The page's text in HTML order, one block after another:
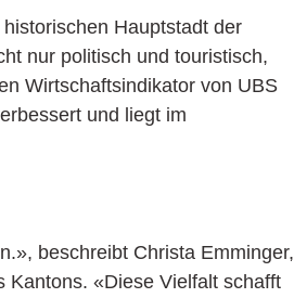
Hauptstadt der
nur politisch und touristisch,
Wirtschaftsindikator von UBS
und liegt im
beschreibt Christa Emminger,
Kantons. «Diese Vielfalt schafft